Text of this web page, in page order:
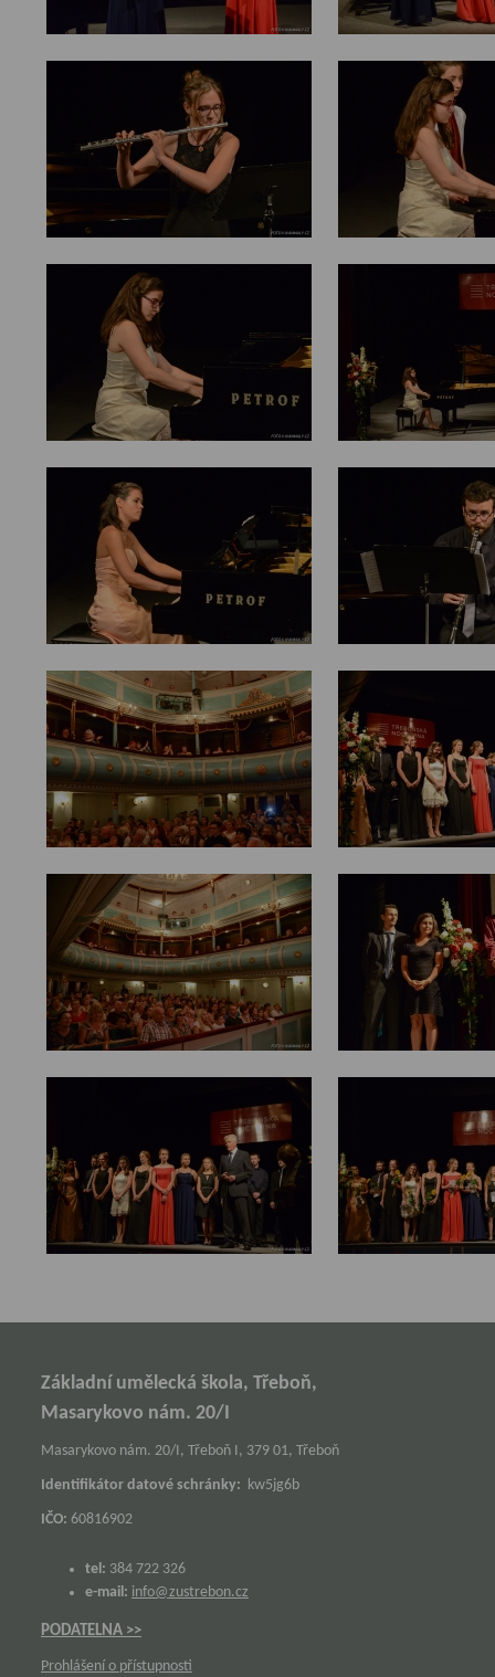
Základní umělecká škola, Třeboň,
Masarykovo nám. 20/I
Masarykovo nám. 20/I, Třeboň I, 379 01, Třeboň
Identifikátor datové schránky: kw5jg6b
IČO: 60816902
tel: 384 722 326
e-mail: info@zustrebon.cz
PODATELNA >>
Prohlášení o přístupnosti